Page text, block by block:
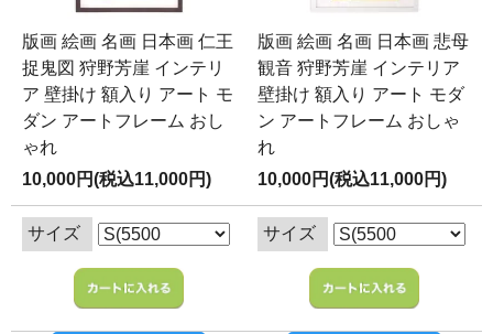
版画 絵画 名画 日本画 仁王
捉鬼図 狩野芳崖 インテリ
ア 壁掛け 額入り アート モ
ダン アートフレーム おし
ゃれ
10,000円(税込11,000円)
サイズ
版画 絵画 名画 日本画 悲母
観音 狩野芳崖 インテリア
壁掛け 額入り アート モダ
ン アートフレーム おしゃ
れ
10,000円(税込11,000円)
サイズ